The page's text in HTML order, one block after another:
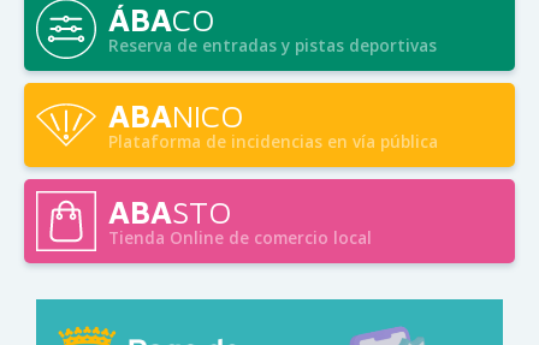
ÁBACO
Reserva de entradas y pistas deportivas
ABANICO
Plataforma de incidencias en vía pública
ABASTO
Tienda Online de comercio local